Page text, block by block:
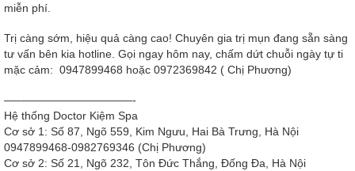
miễn phí.
Trị càng sớm, hiệu quả càng cao! Chuyên gia trị mụn đang sẵn sàng
tư vấn bên kia hotline. Gọi ngay hôm nay, chấm dứt chuỗi ngày tự ti
mặc cảm: 0947899468 hoặc 0972369842 ( Chị Phương)
—–——————————-
Hệ thống Doctor Kiệm Spa
Cơ sở 1: Số 87, Ngõ 559, Kim Ngưu, Hai Bà Trưng, Hà Nội
0947899468-0982769346 (Chị Phương)
Cơ sở 2: Số 21, Ngõ 232, Tôn Đức Thắng, Đống Đa, Hà Nội